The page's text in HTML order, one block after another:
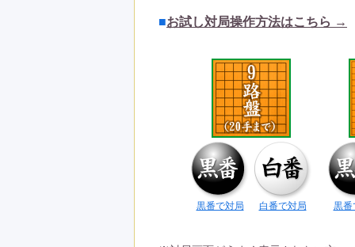
■お試し対局操作方法はこちら →
黒番で対局 白番で対局 黒番